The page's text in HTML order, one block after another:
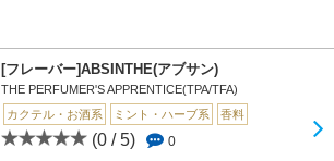
[フレーバー]ABSINTHE(アブサン)
THE PERFUMER'S APPRENTICE(TPA/TFA)
カクテル・お酒系
ミント・ハーブ系 香料
(0 / 5) 0